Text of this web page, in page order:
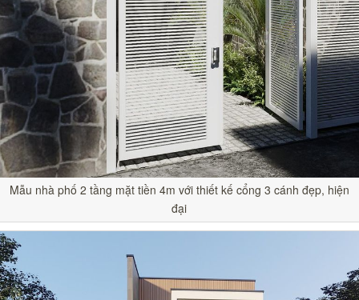
Mẫu nhà phố 2 tầng mặt tiền 4m với thiết kế cổng 3 cánh đẹp, hiện
đại